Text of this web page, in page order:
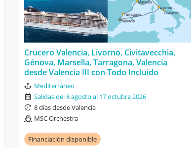
Crucero Valencia, Livorno, Civitavecchia,
Génova, Marsella, Tarragona, Valencia
desde Valencia III con Todo Incluido
Mediterráneo
Salidas del 8 agosto al 17 octubre 2026
8 días desde Valencia
MSC Orchestra
Financiación disponible